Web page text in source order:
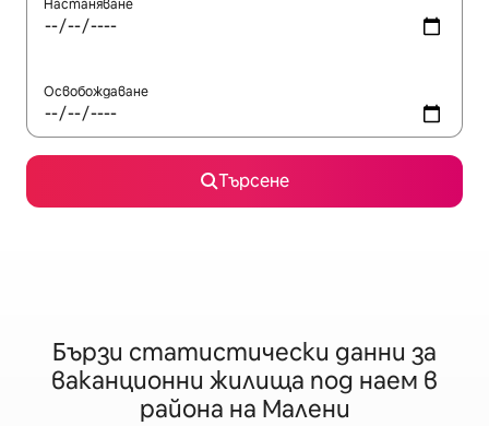
Настаняване
Освобождаване
Търсене
Бързи статистически данни за
ваканционни жилища под наем в
района на Малени